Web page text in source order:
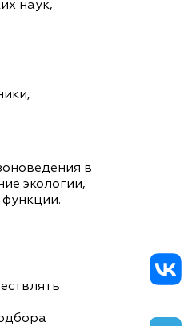
наук,
в
экологии,